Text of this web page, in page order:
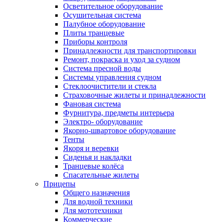
Осветительное оборудование
Осушительная система
Палубное оборудование
Плиты транцевые
Приборы контроля
Принадлежности для транспортировки
Ремонт, покраска и уход за судном
Система пресной воды
Системы управления судном
Стеклоочистители и стекла
Страховочные жилеты и принадлежности
Фановая система
Фурнитура, предметы интерьера
Электро- оборудование
Якорно-швартовое оборудование
Тенты
Якоря и веревки
Сиденья и накладки
Транцевые колёса
Спасательные жилеты
Прицепы
Общего назначения
Для водной техники
Для мототехники
Коммерческие